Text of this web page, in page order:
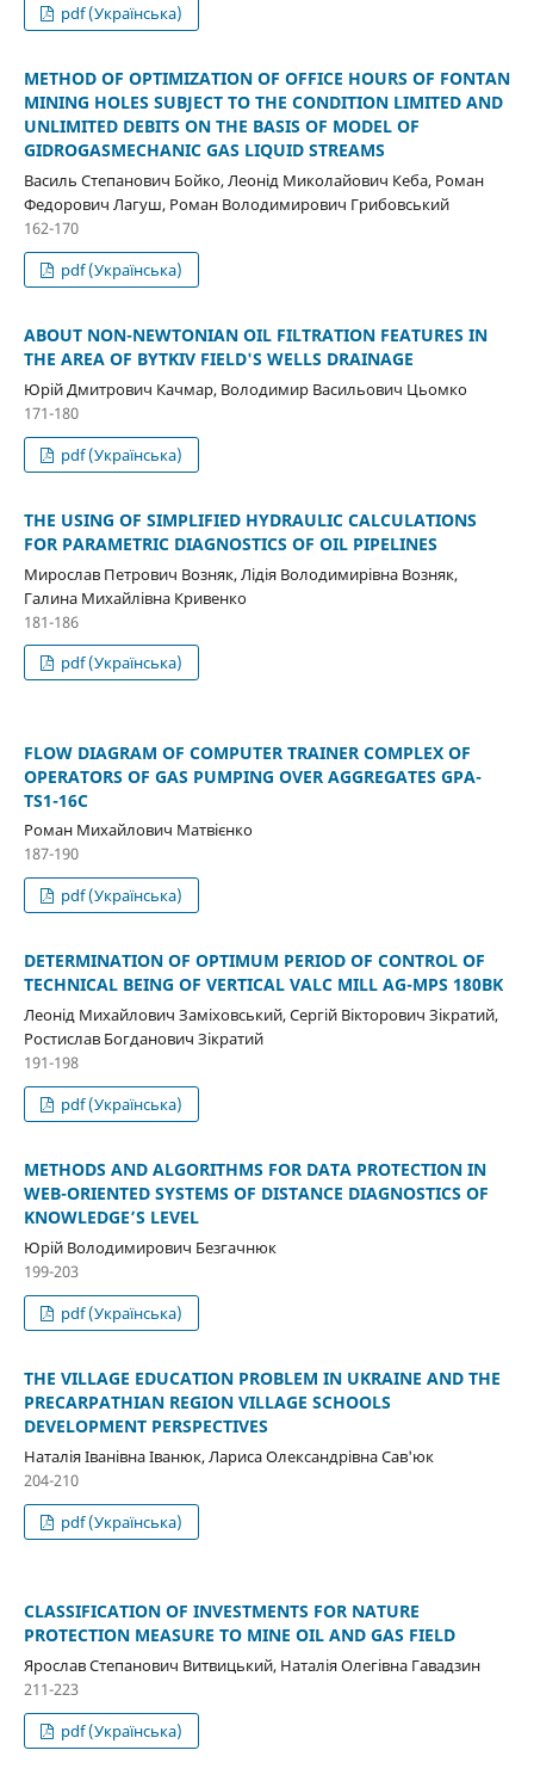
pdf (Українська)
METHOD OF OPTIMIZATION OF OFFICE HOURS OF FONTAN
MINING HOLES SUBJECT TO THE CONDITION LIMITED AND
UNLIMITED DEBITS ON THE BASIS OF MODEL OF
GIDROGASMECHANIC GAS LIQUID STREAMS
Василь Степанович Бойко, Леонід Миколайович Кеба, Роман
Федорович Лагуш, Роман Володимирович Грибовський
162-170
pdf (Українська)
ABOUT NON-NEWTONIAN OIL FILTRATION FEATURES IN
THE AREA OF BYTKIV FIELD'S WELLS DRAINAGE
Юрій Дмитрович Качмар, Володимир Васильович Цьомко
171-180
pdf (Українська)
THE USING OF SIMPLIFIED HYDRAULIC CALCULATIONS
FOR PARAMETRIC DIAGNOSTICS OF OIL PIPELINES
Мирослав Петрович Возняк, Лідія Володимирівна Возняк,
Галина Михайлівна Кривенко
181-186
pdf (Українська)
FLOW DIAGRAM OF COMPUTER TRAINER COMPLEX OF
OPERATORS OF GAS PUMPING OVER AGGREGATES GPA-
TS1-16C
Роман Михайлович Матвієнко
187-190
pdf (Українська)
DETERMINATION OF OPTIMUM PERIOD OF CONTROL OF
TECHNICAL BEING OF VERTICAL VALC MILL AG-MPS 180BK
Леонід Михайлович Заміховський, Сергій Вікторович Зікратий,
Ростислав Богданович Зікратий
191-198
pdf (Українська)
METHODS AND ALGORITHMS FOR DATA PROTECTION IN
WEB-ORIENTED SYSTEMS OF DISTANCE DIAGNOSTICS OF
KNOWLEDGE’S LEVEL
Юрій Володимирович Безгачнюк
199-203
pdf (Українська)
THE VILLAGE EDUCATION PROBLEM IN UKRAINE AND THE
PRECARPATHIAN REGION VILLAGE SCHOOLS
DEVELOPMENT PERSPECTIVES
Наталія Іванівна Іванюк, Лариса Олександрівна Сав'юк
204-210
pdf (Українська)
CLASSIFICATION OF INVESTMENTS FOR NATURE
PROTECTION MEASURE TO MINE OIL AND GAS FIELD
Ярослав Степанович Витвицький, Наталія Олегівна Гавадзин
211-223
pdf (Українська)